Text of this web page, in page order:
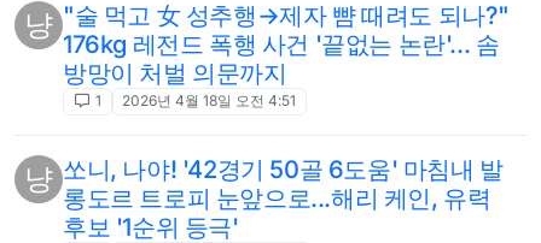
냥 "술 먹고 女 성추행→제자 뺨 때려도 되나?"
176kg 레전드 폭행 사건 '끝없는 논란'... 솜
방망이 처벌 의문까지
1 2026년 4월 18일 오전 4:51
냥 쏘니, 나야! '42경기 50골 6도움' 마침내 발
롱도르 트로피 눈앞으로...해리 케인, 유력
후보 '1순위 등극'